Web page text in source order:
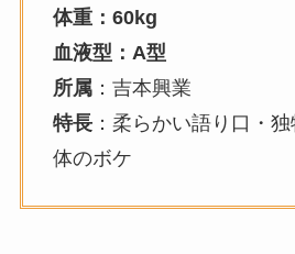
体重：60kg
血液型：A型
所属：吉本興業
特長：柔らかい語り口・
体のボケ